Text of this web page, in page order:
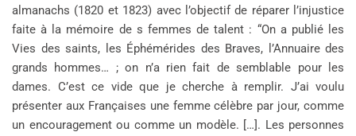
almanachs (1820 et 1823) avec l’objectif de réparer l’injustice
faite à la mémoire de s femmes de talent : “On a publié les
Vies des saints, les Éphémérides des Braves, l’Annuaire des
grands hommes… ; on n’a rien fait de semblable pour les
dames. C’est ce vide que je cherche à remplir. J’ai voulu
présenter aux Françaises une femme célèbre par jour, comme
un encouragement ou comme un modèle. […]. Les personnes